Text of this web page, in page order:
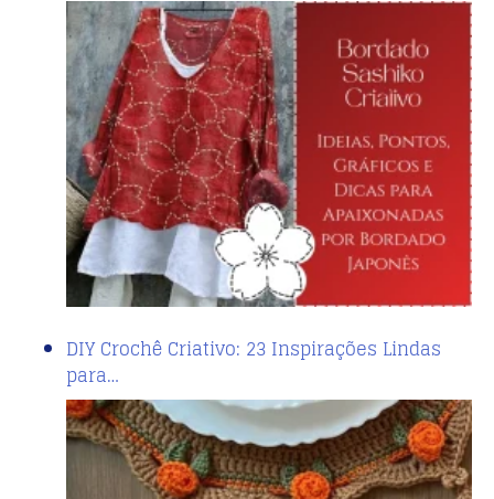
DIY Crochê Criativo: 23 Inspirações Lindas
para…